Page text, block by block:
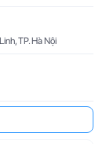
TP. Hà Nội